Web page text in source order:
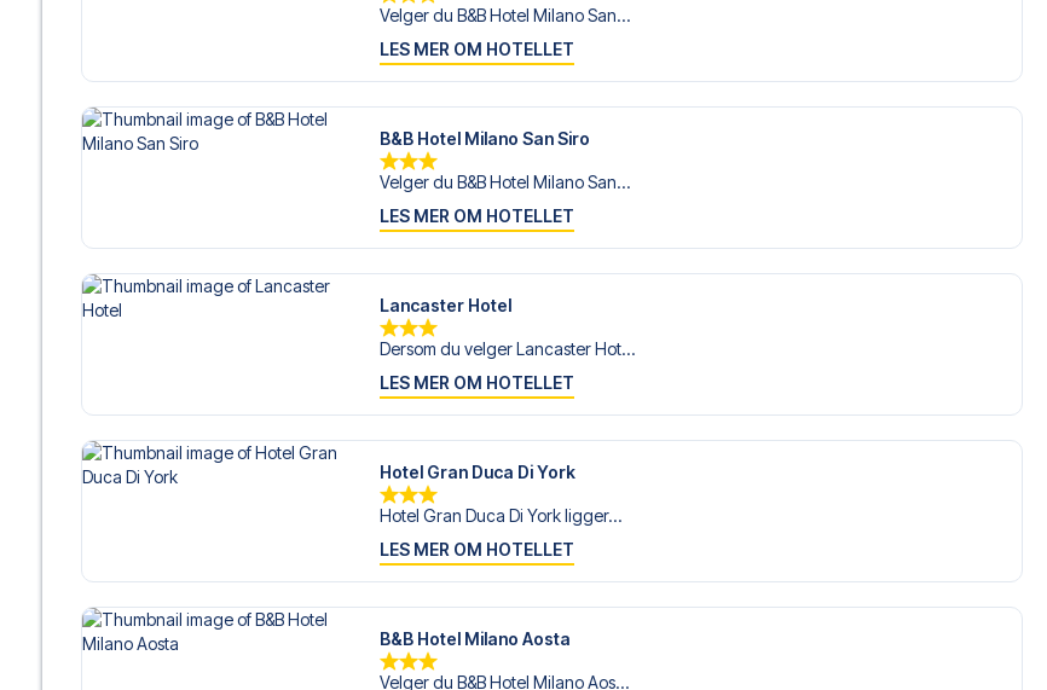
Velger du B&B Hotel Milano San...
LES MER OM HOTELLET
B&B Hotel Milano San Siro
Velger du B&B Hotel Milano San...
LES MER OM HOTELLET
Lancaster Hotel
Dersom du velger Lancaster Hot...
LES MER OM HOTELLET
Hotel Gran Duca Di York
Hotel Gran Duca Di York ligger...
LES MER OM HOTELLET
B&B Hotel Milano Aosta
Velger du B&B Hotel Milano Aos...